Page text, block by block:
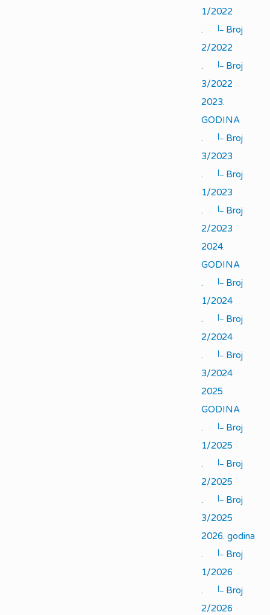
1/2022
.
|_ Broj
2/2022
.
|_ Broj
3/2022
2023.
GODINA
.
|_ Broj
3/2023
.
|_ Broj
1/2023
.
|_ Broj
2/2023
2024.
GODINA
.
|_ Broj
1/2024
.
|_ Broj
2/2024
.
|_ Broj
3/2024
2025.
GODINA
.
|_ Broj
1/2025
.
|_ Broj
2/2025
.
|_ Broj
3/2025
2026. godina
.
|_ Broj
1/2026
.
|_ Broj
2/2026